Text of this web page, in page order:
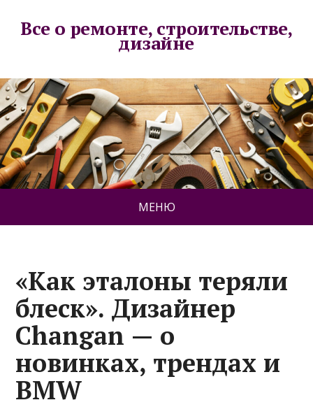
Все о ремонте, строительстве,
дизайне
МЕНЮ
«Как эталоны теряли
блеск». Дизайнер
Changan — о
новинках, трендах и
BMW